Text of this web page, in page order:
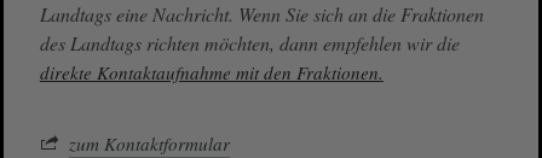
Landtags eine Nachricht. Wenn Sie sich an die Fraktionen
des Landtags richten möchten, dann empfehlen wir die
direkte Kontaktaufnahme mit den Fraktionen.
zum Kontaktformular